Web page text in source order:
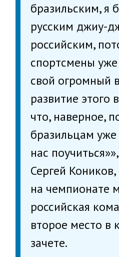
бразильским, я
русским джиу-
российским,
спортсмены
свой огромный
развитие этого
что, наверное,
бразильцам уже
нас
Сергей
на чемпионате
российская
второе место в
зачете.